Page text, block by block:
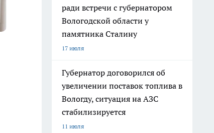
ради встречи с губернатором
Вологодской области у
памятника Сталину
17 июля
Губернатор договорился об
увеличении поставок топлива в
Вологду, ситуация на АЗС
стабилизируется
11 июля